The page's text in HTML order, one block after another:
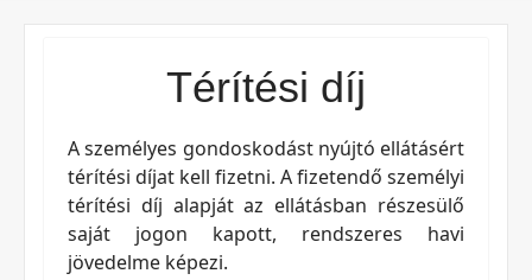
Térítési díj
A személyes gondoskodást nyújtó ellátásért
térítési díjat kell fizetni. A fizetendő személyi
térítési díj alapját az ellátásban részesülő
saját jogon kapott, rendszeres havi
jövedelme képezi.